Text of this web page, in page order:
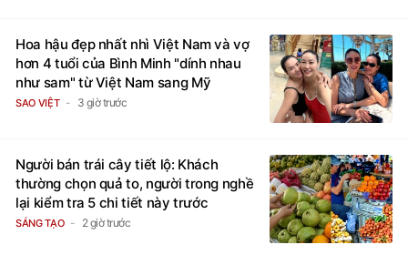
Hoa hậu đẹp nhất nhì Việt Nam và vợ
hơn 4 tuổi của Bình Minh "dính nhau
như sam" từ Việt Nam sang Mỹ
SAO VIỆT 3 giờ trước
Người bán trái cây tiết lộ: Khách
thường chọn quả to, người trong nghề
lại kiểm tra 5 chi tiết này trước
SÁNG TẠO 2 giờ trước